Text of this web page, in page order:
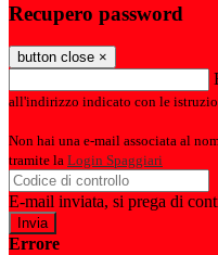
Recupero password
button close ×
all'indirizzo indicato con le
Non hai una e-mail associata al
tramite la Login Spaggiari
E-mail inviata, si prega di
Errore